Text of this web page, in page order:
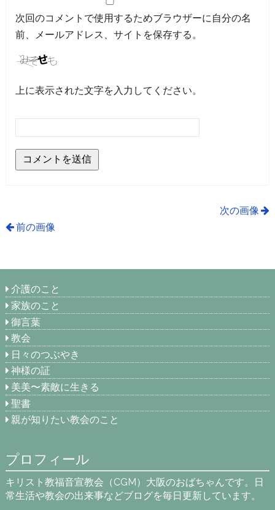
次回のコメントで使用するためブラウザーに自分の名
前、メールアドレス、サイトを保存する。
上に表示された文字を入力してください。
次の画像
前の画像
介護のこと
家族のこと
御言葉
教会
日々のつぶやき
神様の証
美美〜素敵に生きる
聖書
親が知りたい教会のこと
プロフィール
キリスト教福音宣教会（CGM）大阪のおばちゃんです。日
常生活や教会の出来事などブログを毎日更新しています。